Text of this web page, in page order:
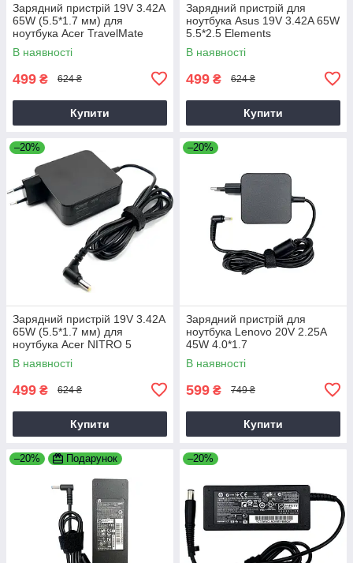
Зарядний пристрій 19V 3.42A
65W (5.5*1.7 мм) для
ноутбука Acer TravelMate
P2510-G2-M
В наявності
499 ₴ 624 ₴
Купити
Зарядний пристрій для
ноутбука Asus 19V 3.42A 65W
5.5*2.5 Elements
В наявності
499 ₴ 624 ₴
Купити
–20%
Зарядний пристрій 19V 3.42A
65W (5.5*1.7 мм) для
ноутбука Acer NITRO 5
AN515-31 65
В наявності
499 ₴ 624 ₴
Купити
–20%
Зарядний пристрій для
ноутбука Lenovo 20V 2.25A
45W 4.0*1.7
В наявності
599 ₴ 749 ₴
Купити
–20% Подарунок –20%